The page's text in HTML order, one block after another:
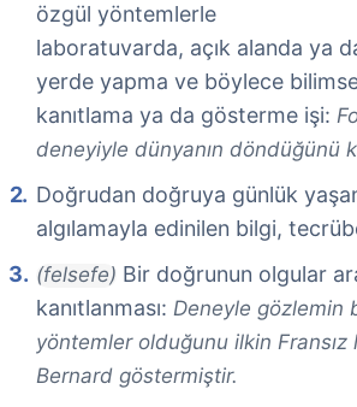
özgül yöntemlerle
laboratuvarda, açık alanda ya
yerde yapma ve böylece
kanıtlama ya da gösterme işi:
deneyiyle dünyanın döndüğünü
Doğrudan doğruya günlük
algılamayla edinilen bilgi,
(felsefe) Bir doğrunun olgular
kanıtlanması: Deneyle gözlemin
yöntemler olduğunu ilkin Fransız
Bernard göstermiştir.